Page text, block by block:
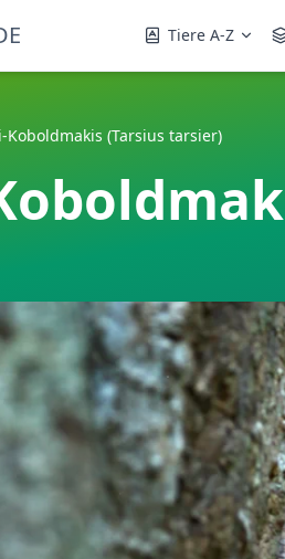
Tiere A-Z
Koboldmakis (Tarsius tarsier)